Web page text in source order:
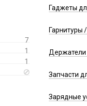
7
1
1
Колонки
Гаджеты
Разное
Гарнитуры
Гарнитуры
Проводные
Держатели
Липперы
Запчасти
Антенны
Зарядные